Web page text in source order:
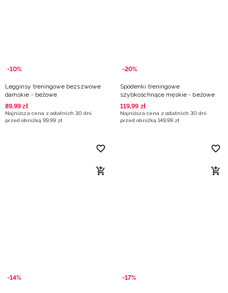
-10%
Legginsy treningowe bezszwowe
damskie - beżowe
89,99 zł
Najniższa cena z ostatnich 30 dni
przed obniżką 99,99 zł
-20%
Spodenki treningowe
szybkoschnące męskie - beżowe
119,99 zł
Najniższa cena z ostatnich 30 dni
przed obniżką 149,99 zł
-14% -17%